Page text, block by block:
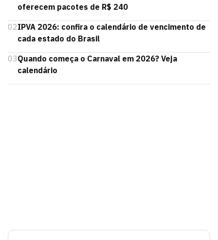
oferecem pacotes de R$ 240
02IPVA 2026: confira o calendário de vencimento de
cada estado do Brasil
03Quando começa o Carnaval em 2026? Veja
calendário